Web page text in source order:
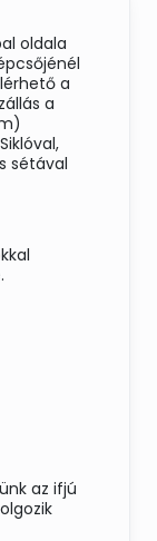
oldala
a
a
sétával
az ifjú